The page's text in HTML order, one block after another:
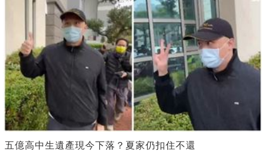
五億高中生遺產現今下落？夏家仍扣住不還